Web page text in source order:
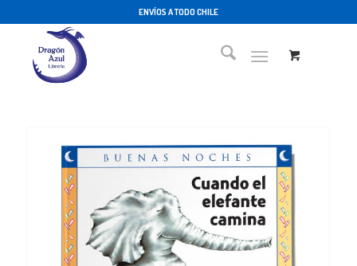
ENVÍOS A TODO CHILE